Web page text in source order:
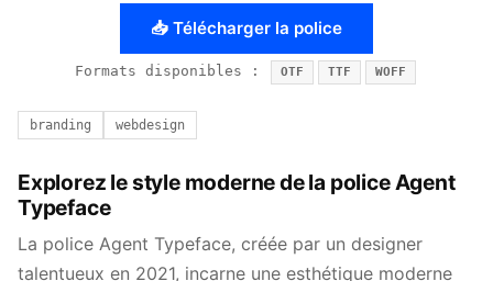
📥 Télécharger la police
Formats disponibles : OTF TTF WOFF
branding webdesign
Explorez le style moderne de la police Agent
Typeface
La police Agent Typeface, créée par un designer
talentueux en 2021, incarne une esthétique moderne